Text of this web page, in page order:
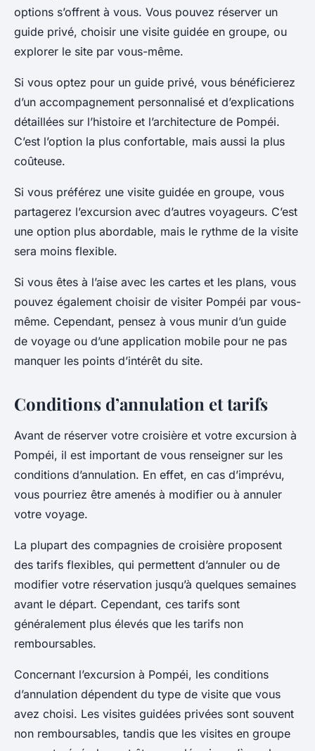
options s’offrent à vous. Vous pouvez réserver un
guide privé, choisir une visite guidée en groupe, ou
explorer le site par vous-même.
Si vous optez pour un guide privé, vous bénéficierez
d’un accompagnement personnalisé et d’explications
détaillées sur l’histoire et l’architecture de Pompéi.
C’est l’option la plus confortable, mais aussi la plus
coûteuse.
Si vous préférez une visite guidée en groupe, vous
partagerez l’excursion avec d’autres voyageurs. C’est
une option plus abordable, mais le rythme de la visite
sera moins flexible.
Si vous êtes à l’aise avec les cartes et les plans, vous
pouvez également choisir de visiter Pompéi par vous-
même. Cependant, pensez à vous munir d’un guide
de voyage ou d’une application mobile pour ne pas
manquer les points d’intérêt du site.
Conditions d’annulation et tarifs
Avant de réserver votre croisière et votre excursion à
Pompéi, il est important de vous renseigner sur les
conditions d’annulation. En effet, en cas d’imprévu,
vous pourriez être amenés à modifier ou à annuler
votre voyage.
La plupart des compagnies de croisière proposent
des tarifs flexibles, qui permettent d’annuler ou de
modifier votre réservation jusqu’à quelques semaines
avant le départ. Cependant, ces tarifs sont
généralement plus élevés que les tarifs non
remboursables.
Concernant l’excursion à Pompéi, les conditions
d’annulation dépendent du type de visite que vous
avez choisi. Les visites guidées privées sont souvent
non remboursables, tandis que les visites en groupe